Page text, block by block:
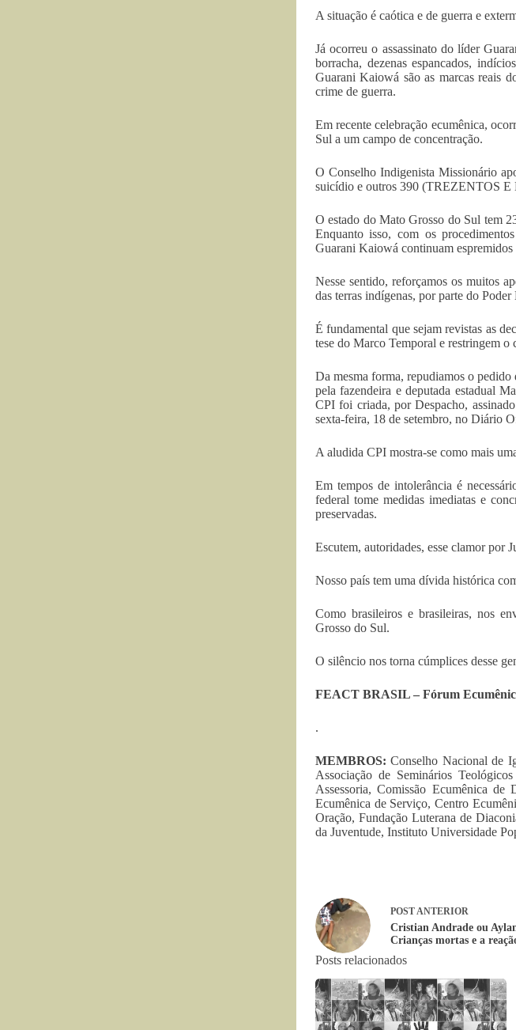
A situação é caótica e de guerra e
Já ocorreu o assassinato do líder
borracha, dezenas espancados,
Guarani Kaiowá são as marcas reais
crime de guerra.
Em recente celebração ecumênica,
Sul a um campo de concentração.
O Conselho Indigenista Missionário
suicídio e outros 390 (TREZENTOS
O estado do Mato Grosso do Sul tem
Enquanto isso, com os
Guarani Kaiowá continuam espremidos
Nesse sentido, reforçamos os muitos
das terras indígenas, por parte do
É fundamental que sejam revistas as
tese do Marco Temporal e restringem o
Da mesma forma, repudiamos o
pela fazendeira e deputada estadual
CPI foi criada, por Despacho,
sexta-feira, 18 de setembro, no Diário
A aludida CPI mostra-se como mais
Em tempos de intolerância é
federal tome medidas imediatas e
preservadas.
Escutem, autoridades, esse clamor por
Nosso país tem uma dívida histórica
Como brasileiros e brasileiras, nos
Grosso do Sul.
O silêncio nos torna cúmplices desse
FEACT BRASIL – Fórum
.
MEMBROS: Conselho Nacional de
Associação de Seminários
Assessoria, Comissão Ecumênica
Ecumênica de Serviço, Centro
Oração, Fundação Luterana de
da Juventude, Instituto Universidade
POSTANTERIOR
Cristian Andrade ou
Crianças mortas e a
Posts relacionados